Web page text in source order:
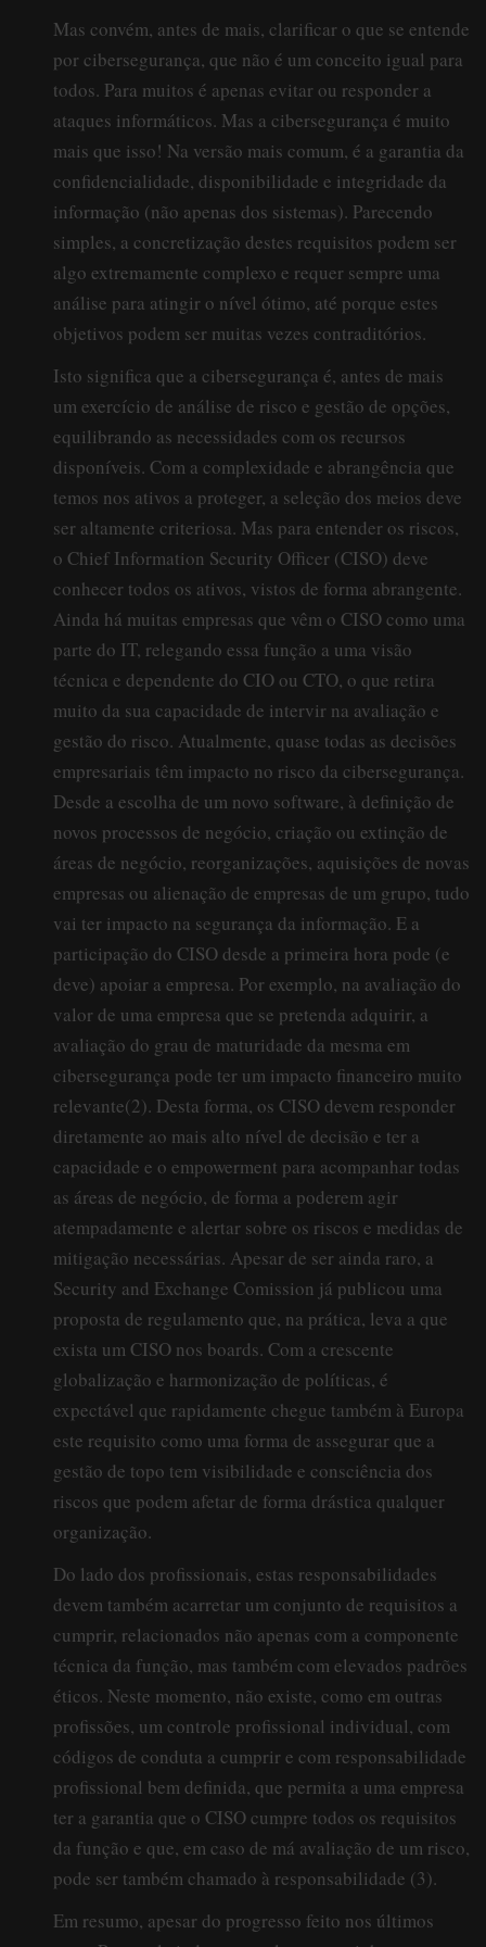
Mas convém, antes de mais, clarificar o que se entende
por cibersegurança, que não é um conceito igual para
todos. Para muitos é apenas evitar ou responder a
ataques informáticos. Mas a cibersegurança é muito
mais que isso! Na versão mais comum, é a garantia da
confidencialidade, disponibilidade e integridade da
informação (não apenas dos sistemas). Parecendo
simples, a concretização destes requisitos podem ser
algo extremamente complexo e requer sempre uma
análise para atingir o nível ótimo, até porque estes
objetivos podem ser muitas vezes contraditórios.
Isto significa que a cibersegurança é, antes de mais
um exercício de análise de risco e gestão de opções,
equilibrando as necessidades com os recursos
disponíveis. Com a complexidade e abrangência que
temos nos ativos a proteger, a seleção dos meios deve
ser altamente criteriosa. Mas para entender os riscos,
o Chief Information Security Officer (CISO) deve
conhecer todos os ativos, vistos de forma abrangente.
Ainda há muitas empresas que vêm o CISO como uma
parte do IT, relegando essa função a uma visão
técnica e dependente do CIO ou CTO, o que retira
muito da sua capacidade de intervir na avaliação e
gestão do risco. Atualmente, quase todas as decisões
empresariais têm impacto no risco da cibersegurança.
Desde a escolha de um novo software, à definição de
novos processos de negócio, criação ou extinção de
áreas de negócio, reorganizações, aquisições de novas
empresas ou alienação de empresas de um grupo, tudo
vai ter impacto na segurança da informação. E a
participação do CISO desde a primeira hora pode (e
deve) apoiar a empresa. Por exemplo, na avaliação do
valor de uma empresa que se pretenda adquirir, a
avaliação do grau de maturidade da mesma em
cibersegurança pode ter um impacto financeiro muito
relevante(2). Desta forma, os CISO devem responder
diretamente ao mais alto nível de decisão e ter a
capacidade e o empowerment para acompanhar todas
as áreas de negócio, de forma a poderem agir
atempadamente e alertar sobre os riscos e medidas de
mitigação necessárias. Apesar de ser ainda raro, a
Security and Exchange Comission já publicou uma
proposta de regulamento que, na prática, leva a que
exista um CISO nos boards. Com a crescente
globalização e harmonização de políticas, é
expectável que rapidamente chegue também à Europa
este requisito como uma forma de assegurar que a
gestão de topo tem visibilidade e consciência dos
riscos que podem afetar de forma drástica qualquer
organização.
Do lado dos profissionais, estas responsabilidades
devem também acarretar um conjunto de requisitos a
cumprir, relacionados não apenas com a componente
técnica da função, mas também com elevados padrões
éticos. Neste momento, não existe, como em outras
profissões, um controle profissional individual, com
códigos de conduta a cumprir e com responsabilidade
profissional bem definida, que permita a uma empresa
ter a garantia que o CISO cumpre todos os requisitos
da função e que, em caso de má avaliação de um risco,
pode ser também chamado à responsabilidade (3).
Em resumo, apesar do progresso feito nos últimos